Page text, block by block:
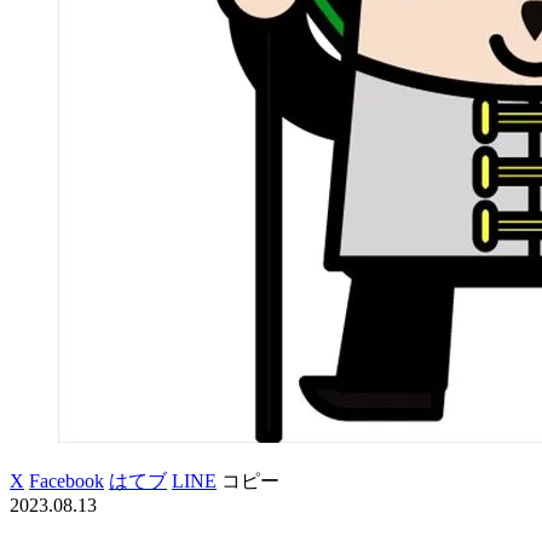
X Facebook はてブ LINE コピー
2023.08.13